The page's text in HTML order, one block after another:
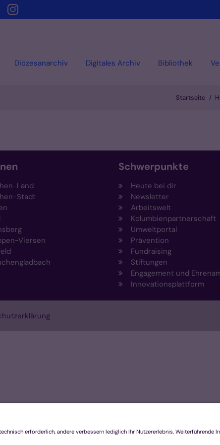
Diözesanarchiv Digitales Archiv Bibliothek
Startseite
Land
Stadt
Viersen
Schwerpunkte
Heute bei dir
Newsletter
Arbeitswelt
Kolumbienpartnerschaft
Umweltportal
Prävention
Fundraising
Stiftungen
Engagement und
Innovationsplattform